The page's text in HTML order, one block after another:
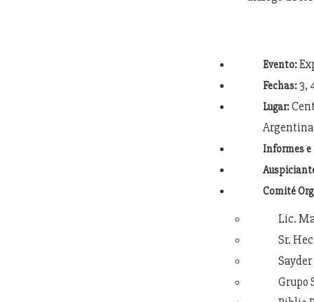
Evento:
Fechas:3,
Lugar:
Informes
Comité
Lic.
Sr.
Grupo